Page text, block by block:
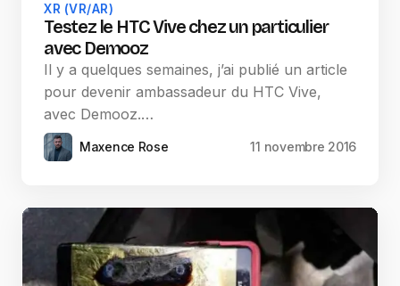
XR (VR/AR)
Testez le HTC Vive chez un particulier
avec Demooz
Il y a quelques semaines, j’ai publié un article
pour devenir ambassadeur du HTC Vive,
avec Demooz.…
Maxence Rose 11 novembre 2016